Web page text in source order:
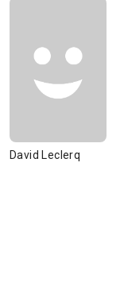
David Leclerq